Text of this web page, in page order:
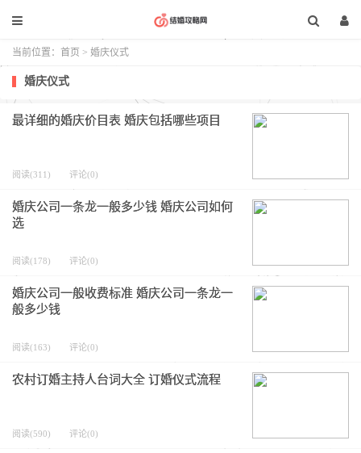
当前位置： 首页 > 婚庆仪式
婚庆仪式
最详细的婚庆价目表 婚庆包括哪些项目
阅读(311) 评论(0)
婚庆公司一条龙一般多少钱 婚庆公司如何
选
阅读(178) 评论(0)
婚庆公司一般收费标准 婚庆公司一条龙一
般多少钱
阅读(163) 评论(0)
农村订婚主持人台词大全 订婚仪式流程
阅读(590) 评论(0)